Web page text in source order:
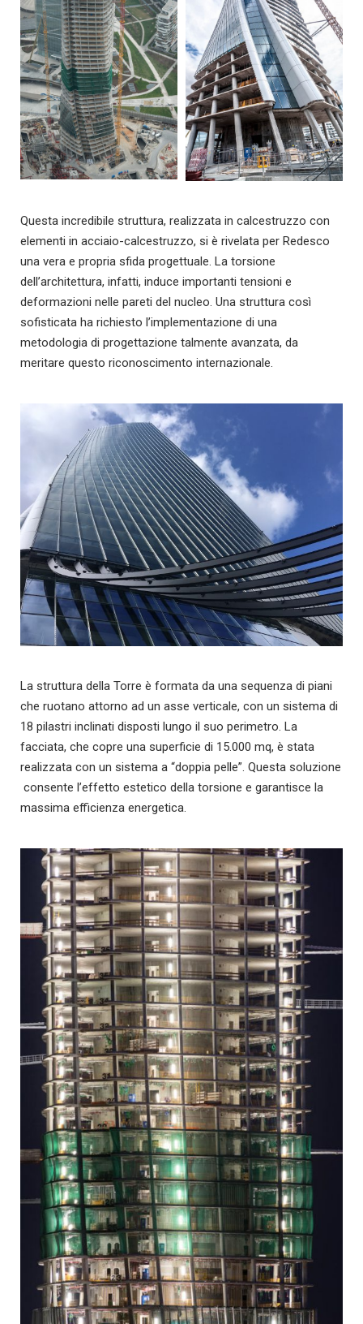
Questa incredibile struttura, realizzata in calcestruzzo con
elementi in acciaio-calcestruzzo, si è rivelata per Redesco
una vera e propria sfida progettuale. La torsione
dell’architettura, infatti, induce importanti tensioni e
deformazioni nelle pareti del nucleo. Una struttura così
sofisticata ha richiesto l’implementazione di una
metodologia di progettazione talmente avanzata, da
meritare questo riconoscimento internazionale.
La struttura della Torre è formata da una sequenza di piani
che ruotano attorno ad un asse verticale, con un sistema di
18 pilastri inclinati disposti lungo il suo perimetro. La
facciata, che copre una superficie di 15.000 mq, è stata
realizzata con un sistema a “doppia pelle”. Questa soluzione
consente l’effetto estetico della torsione e garantisce la
massima efficienza energetica.